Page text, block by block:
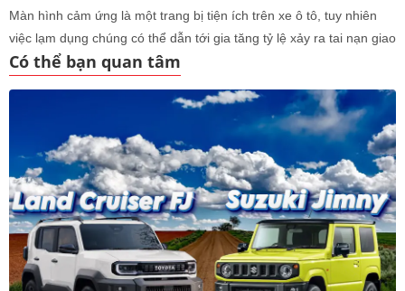
Màn hình cảm ứng là một trang bị tiện ích trên xe ô tô, tuy nhiên
việc lạm dụng chúng có thể dẫn tới gia tăng tỷ lệ xảy ra tai nạn giao
thông.
Có thể bạn quan tâm